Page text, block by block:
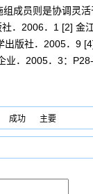
成员则是协调灵
．2006．1 [2] 金
版社．2005．9
业．2005．3：
成功 主要